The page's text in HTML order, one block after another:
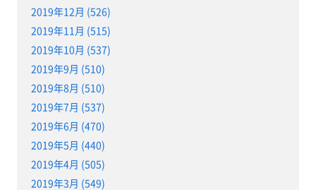
2019年12月 (526)
2019年11月 (515)
2019年10月 (537)
2019年9月 (510)
2019年8月 (510)
2019年7月 (537)
2019年6月 (470)
2019年5月 (440)
2019年4月 (505)
2019年3月 (549)